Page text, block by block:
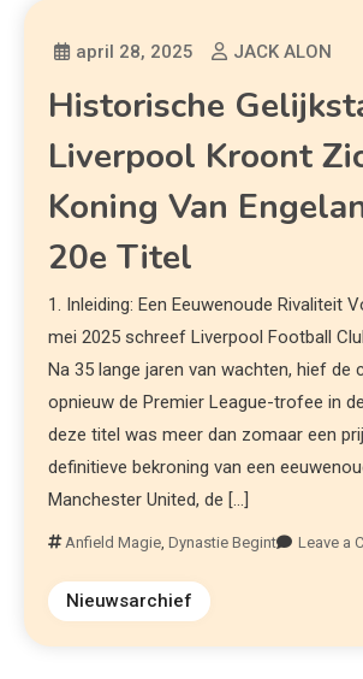
april 28, 2025 JACK ALON
Historische
Liverpool Kroont
Koning Van
20e Titel
1. Inleiding: Een Eeuwenoude Rivaliteit
mei 2025 schreef Liverpool Football
Na 35 lange jaren van wachten, hief de
opnieuw de Premier League-trofee in
deze titel was meer dan zomaar een
definitieve bekroning van een
Manchester United, de […]
Anfield Magie,Dynastie Begint Leave a
Nieuwsarchief